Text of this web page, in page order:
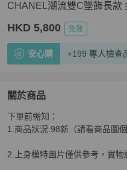
CHANEL潮流雙C墜飾長款
HKD 5,800 免運
安心購 +199 專人檢查
關於商品
關於CHANEL潮流雙C墜飾
下單前需知：
1.商品狀況:98新（請看商品圖個
2.上身模特圖片僅供參考，實物